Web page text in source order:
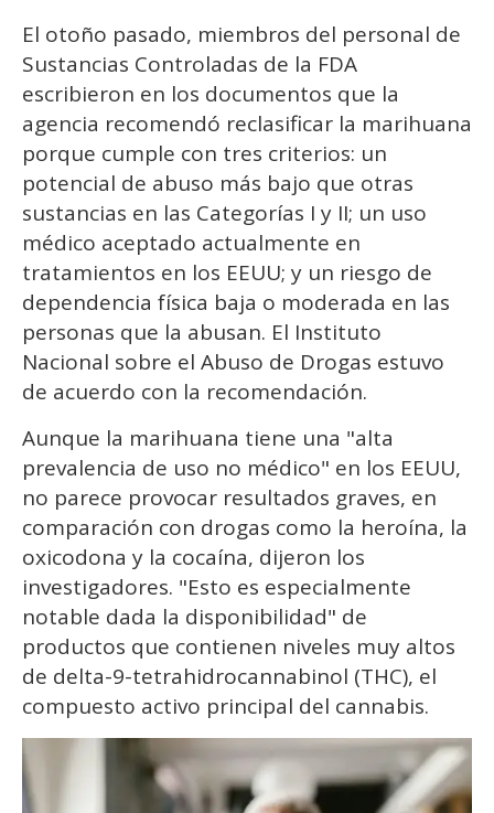
El otoño pasado, miembros del personal de
Sustancias Controladas de la FDA
escribieron en los documentos que la
agencia recomendó reclasificar la marihuana
porque cumple con tres criterios: un
potencial de abuso más bajo que otras
sustancias en las Categorías I y II; un uso
médico aceptado actualmente en
tratamientos en los EEUU; y un riesgo de
dependencia física baja o moderada en las
personas que la abusan. El Instituto
Nacional sobre el Abuso de Drogas estuvo
de acuerdo con la recomendación.
Aunque la marihuana tiene una "alta
prevalencia de uso no médico" en los EEUU,
no parece provocar resultados graves, en
comparación con drogas como la heroína, la
oxicodona y la cocaína, dijeron los
investigadores. "Esto es especialmente
notable dada la disponibilidad" de
productos que contienen niveles muy altos
de delta-9-tetrahidrocannabinol (THC), el
compuesto activo principal del cannabis.